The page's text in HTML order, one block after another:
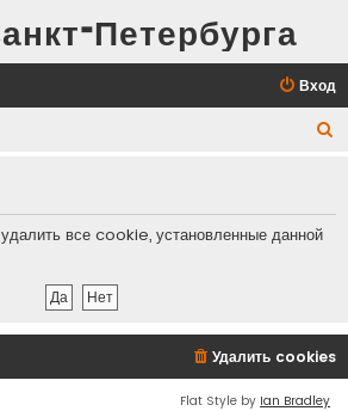
Петербурга
Вход
с
все cookie, установленные данной
Удалить cookies
Flat Style by Ian Bradley